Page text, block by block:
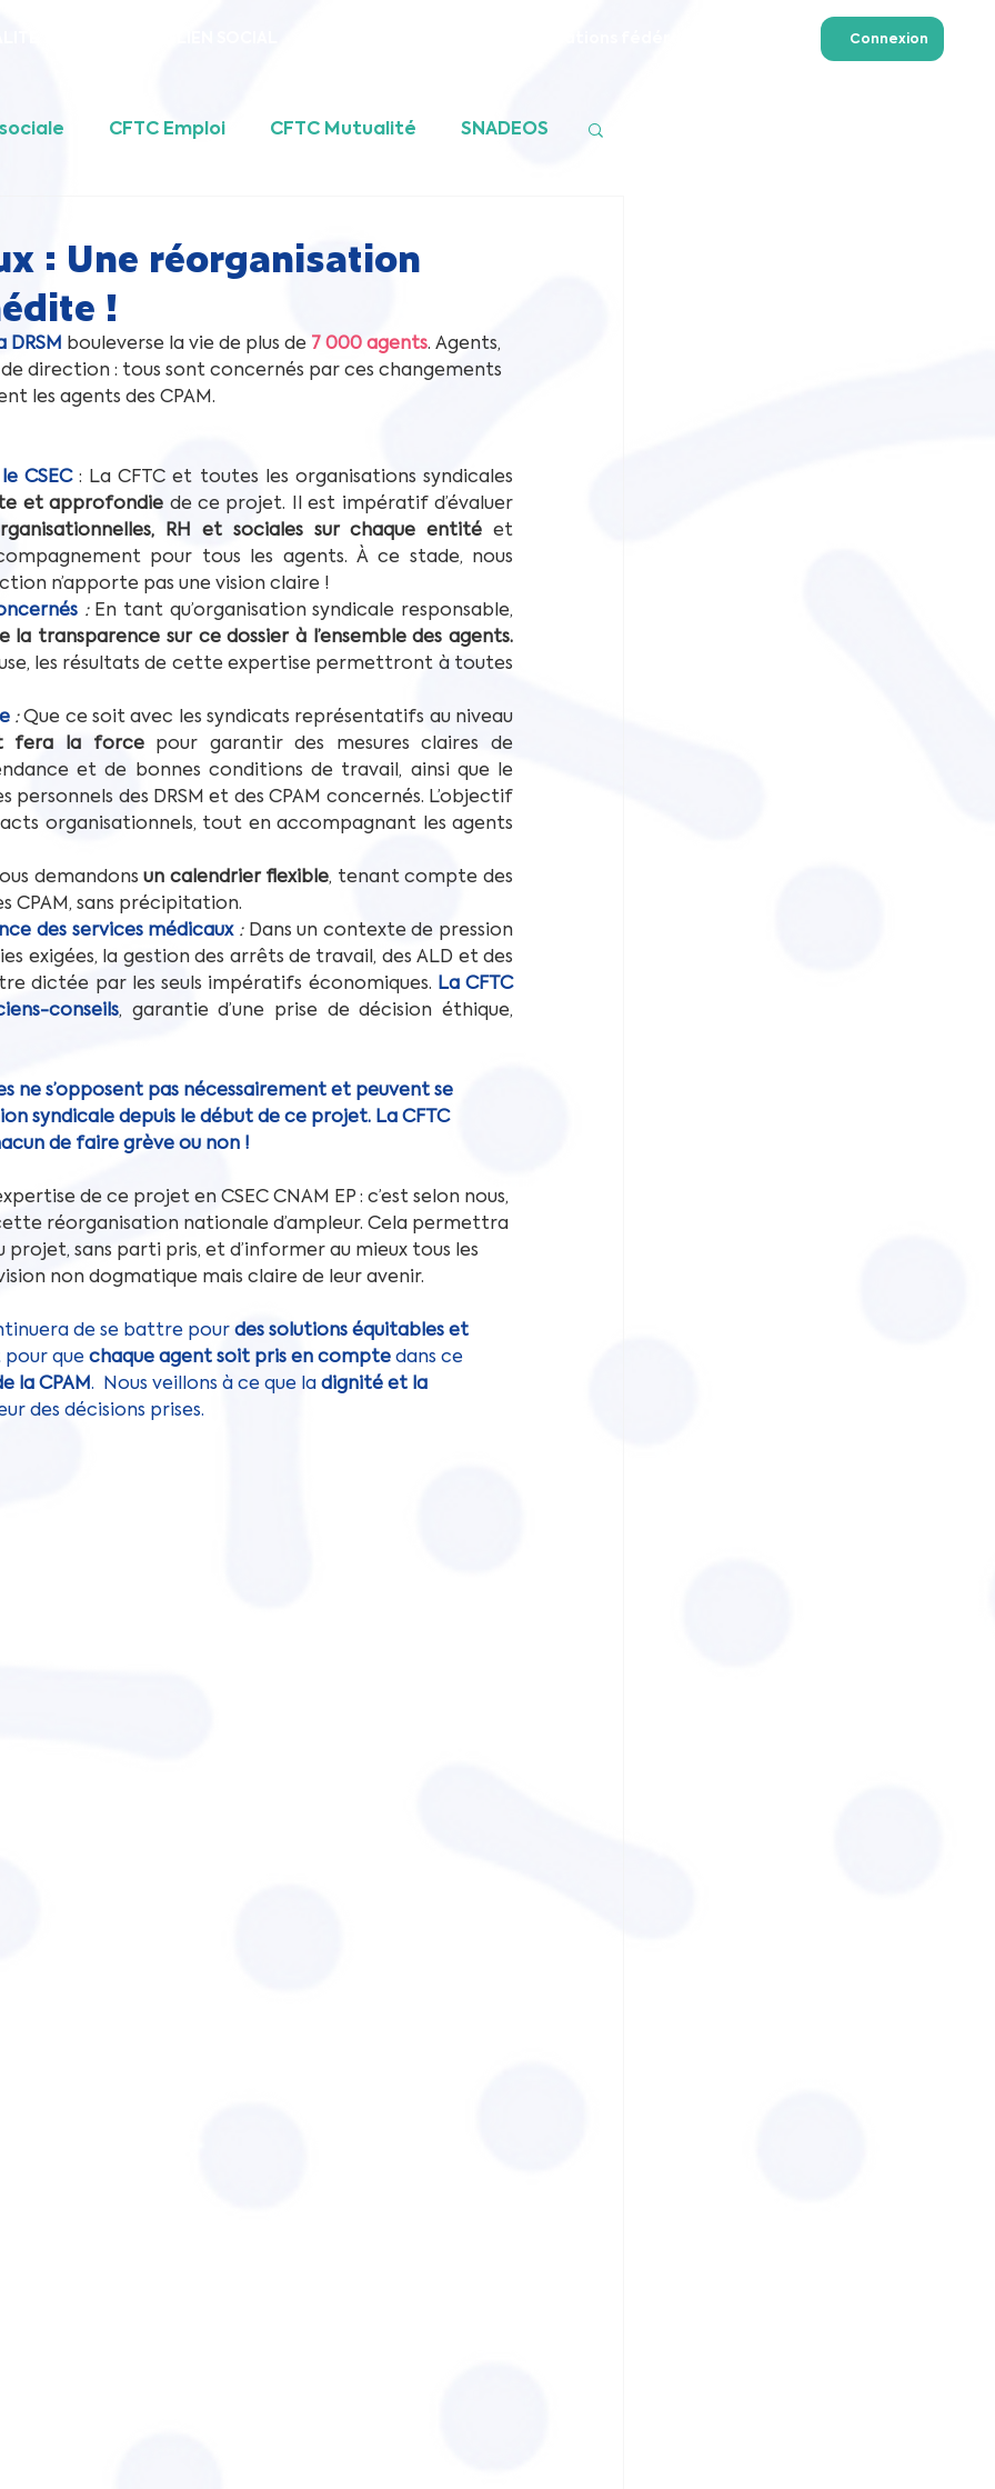
Connexion
CFTC Emploi CFTC Mutualité SNADEOS
: Une réorganisation
!
bouleverse la vie de plus de 7 000 agents. Agents,
direction : tous sont concernés par ces changements
les agents des CPAM.
CSEC : La CFTC et toutes les organisations syndicales
et approfondie de ce projet. Il est impératif d’évaluer
RH et sociales sur chaque entité et
pour tous les agents. À ce stade, nous
n’apporte pas une vision claire !
: En tant qu’organisation syndicale responsable,
la transparence sur ce dossier à l’ensemble des agents.
les résultats de cette expertise permettront à toutes
: Que ce soit avec les syndicats représentatifs au niveau
fera la force pour garantir des mesures claires de
et de bonnes conditions de travail, ainsi que le
personnels des DRSM et des CPAM concernés. L’objectif
organisationnels, tout en accompagnant les agents
demandons un calendrier flexible, tenant compte des
CPAM, sans précipitation.
des services médicaux : Dans un contexte de pression
exigées, la gestion des arrêts de travail, des ALD et des
dictée par les seuls impératifs économiques. La CFTC
conseils, garantie d’une prise de décision éthique,
ne s’opposent pas nécessairement et peuvent se
syndicale depuis le début de ce projet. La CFTC
de faire grève ou non !
de ce projet en CSEC CNAM EP : c’est selon nous,
réorganisation nationale d’ampleur. Cela permettra
sans parti pris, et d’informer au mieux tous les
non dogmatique mais claire de leur avenir.
de se battre pour des solutions équitables et
pour que chaque agent soit pris en compte dans ce
la CPAM.  Nous veillons à ce que la dignité et la
des décisions prises.